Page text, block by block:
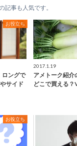
記事も人気です。
お役立ち
ロングで
サイド
2017.1.19
アメトーク紹介
どこで買える？
お役立ち